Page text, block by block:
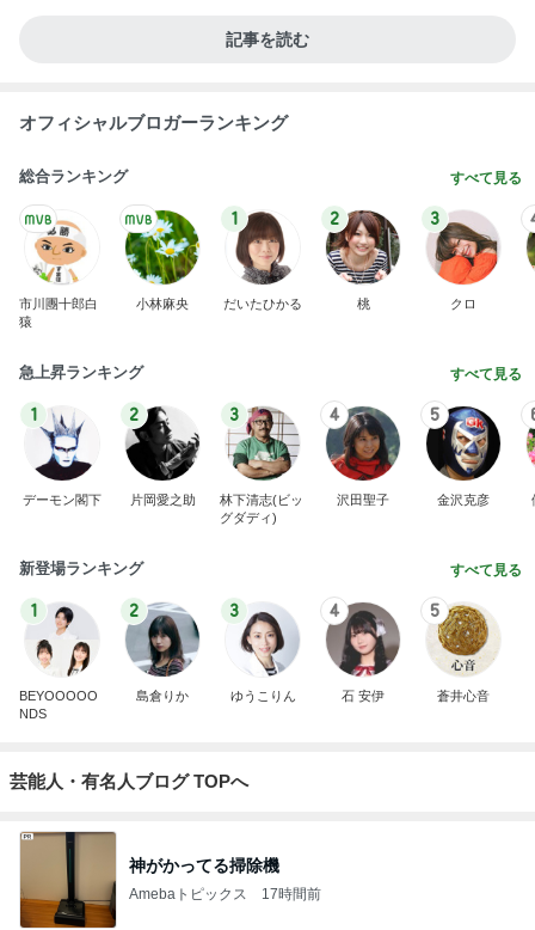
記事を読む
オフィシャルブロガーランキング
総合ランキング すべて見る
市川團十郎白
猿
小林麻央
1
だいたひかる
2
桃
3
クロ
急上昇ランキング すべて見る
1
デーモン閣下
2
片岡愛之助
3
林下清志(ビッ
グダディ)
4
沢田聖子
5
金沢克彦
新登場ランキング すべて見る
1
BEYOOOOO
NDS
2
島倉りか
3
ゆうこりん
4
石 安伊
5
蒼井心音
芸能人・有名人ブログ TOPへ
神がかってる掃除機
Amebaトピックス 17時間前